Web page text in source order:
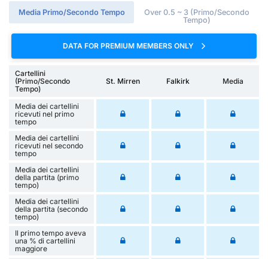
Media Primo/Secondo Tempo
Over 0.5 ~ 3 (Primo/Secondo
Tempo)
DATA FOR PREMIUM MEMBERS ONLY
Cartellini
(Primo/Secondo
Tempo)
St. Mirren Falkirk Media
Media dei cartellini
ricevuti nel primo
tempo
Media dei cartellini
ricevuti nel secondo
tempo
Media dei cartellini
della partita (primo
tempo)
Media dei cartellini
della partita (secondo
tempo)
Il primo tempo aveva
una % di cartellini
maggiore